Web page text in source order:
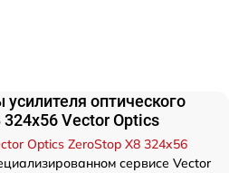
оптического
Vector Optics
Optics ZeroStop X8 324x56
сервисе Vector